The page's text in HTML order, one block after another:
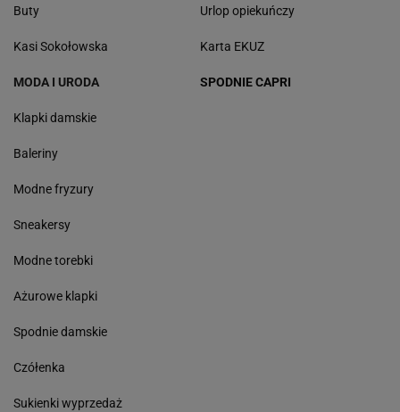
Buty
Kasi Sokołowska
Urlop opiekuńczy
Karta EKUZ
MODA I URODA
Klapki damskie
Baleriny
Modne fryzury
Sneakersy
Modne torebki
Ażurowe klapki
Spodnie damskie
Czółenka
Sukienki wyprzedaż
SPODNIE CAPRI